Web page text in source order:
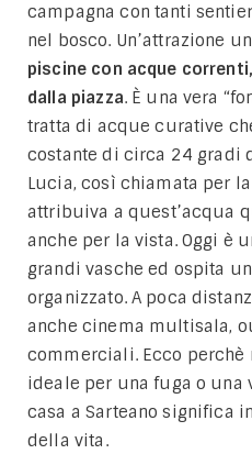
campagna con tanti
nel bosco. Un’attrazione
piscine con acque
dalla piazza. È una vera
tratta di acque curative
costante di circa 24 gradi
Lucia, così chiamata per
attribuiva a quest’acqua
anche per la vista. Oggi è
grandi vasche ed ospita
organizzato. A poca
anche cinema multisala,
commerciali. Ecco perchè
ideale per una fuga o una
casa a Sarteano significa
della vita.